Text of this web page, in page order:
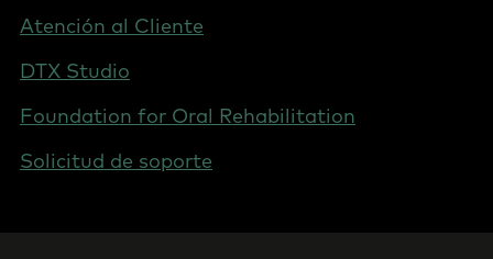
Atención al Cliente
DTX Studio
Foundation for Oral Rehabilitation
Solicitud de soporte